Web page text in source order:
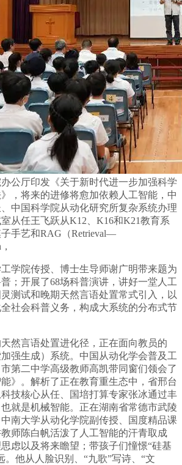
公厅印发《关于新时代进一步加强科学
，将来的进修将愈加依赖人工智能，中
中国科学院从动化研究所复杂系统办理
从任王飞跃从K12、K16和K21教育系
手艺和RAG（Retrieval—
院传授、博士生导师谢广明带来题为
普；开展了68场科普演讲，讲好一堂人工
测试和晚期天然言语处置常式引入，以
社会科普义务，构成大系统的分布式节
言语处置进化径，正在面向教员的
强生成）系统。中国从动化学会普及工
第二中学高级教师高凯带同窗们领会了
能》。解析了正在教育重生态中，省邢台
技核心从任、国培打算专家张冰通过丰
就是机械智能。正在湖南省常德市武陵
南大学从动化学院副传授、国度精品课
师陈白帆活泼了人工智能的汗青取成
虑以及将来瞻望；带孩子们憧憬“硅基
。他从人脸识别、“九歌”写诗、“文